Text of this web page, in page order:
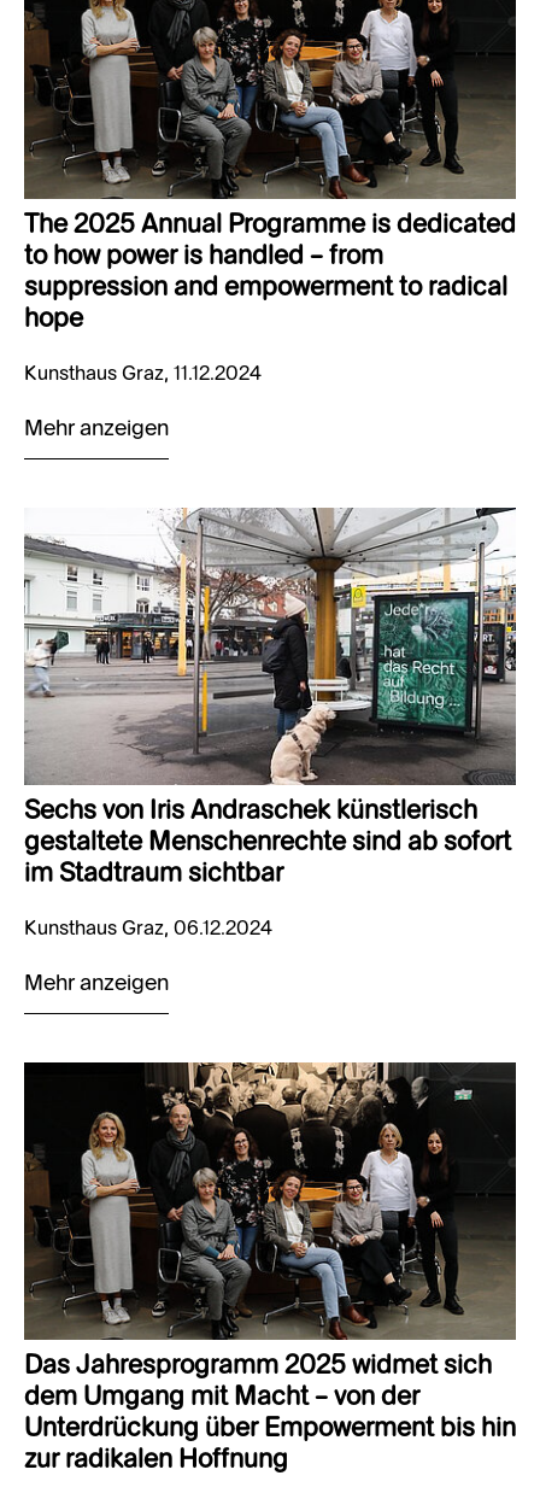
The 2025 Annual Programme is dedicated
to how power is handled – from
suppression and empowerment to radical
hope
Kunsthaus Graz, 11.12.2024
Mehr anzeigen
Sechs von Iris Andraschek künstlerisch
gestaltete Menschenrechte sind ab sofort
im Stadtraum sichtbar
Kunsthaus Graz, 06.12.2024
Mehr anzeigen
Das Jahresprogramm 2025 widmet sich
dem Umgang mit Macht – von der
Unterdrückung über Empowerment bis hin
zur radikalen Hoffnung